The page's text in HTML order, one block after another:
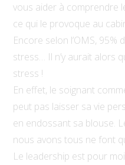
vous aider à comprendre
ce qui le provoque au
Encore selon l’OMS, 95%
stress… Il n’y aurait alors
stress !
En effet, le soignant
peut pas laisser sa vie
en endossant sa blouse.
nous avons tous ne font
Le leadership est pour